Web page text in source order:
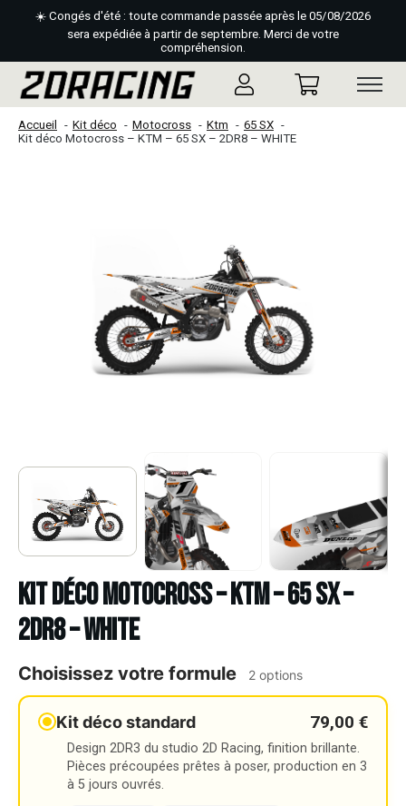
☀️ Congés d'été : toute commande passée après le 05/08/2026
sera expédiée à partir de septembre. Merci de votre
compréhension.
Accueil Kit déco Motocross Ktm
65 SX
Kit déco Motocross – KTM – 65 SX – 2DR8 – WHITE
Kit déco Motocross – KTM – 65 SX –
2DR8 – WHITE
Choisissez votre formule 2 options
Kit déco standard 79,00 €
Design 2DR3 du studio 2D Racing, finition brillante.
Pièces précoupées prêtes à poser, production en 3
à 5 jours ouvrés.